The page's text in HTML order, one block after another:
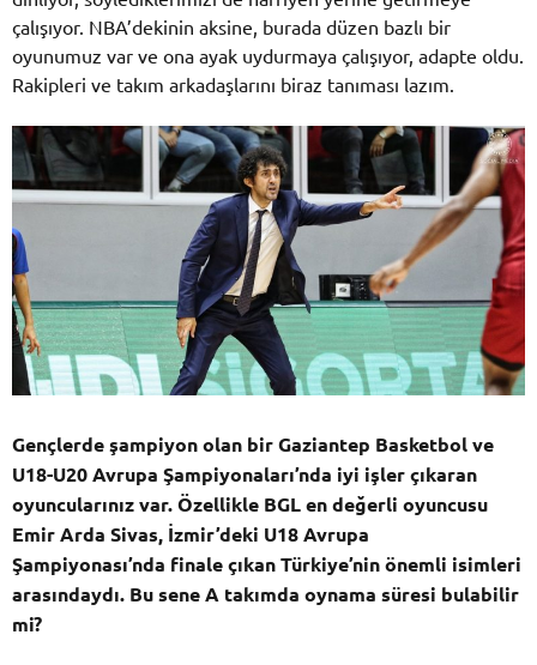
çalışıyor. NBA’dekinin aksine, burada düzen bazlı bir
oyunumuz var ve ona ayak uydurmaya çalışıyor, adapte oldu.
Rakipleri ve takım arkadaşlarını biraz tanıması lazım.
Gençlerde şampiyon olan bir Gaziantep Basketbol ve
U18-U20 Avrupa Şampiyonaları’nda iyi işler çıkaran
oyuncularınız var. Özellikle BGL en değerli oyuncusu
Emir Arda Sivas, İzmir’deki U18 Avrupa
Şampiyonası’nda finale çıkan Türkiye’nin önemli isimleri
arasındaydı. Bu sene A takımda oynama süresi bulabilir
mi?